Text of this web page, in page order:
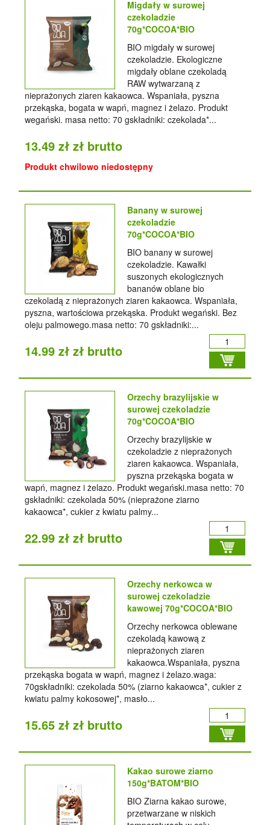
Migdały w surowej
czekoladzie
70g*COCOA*BIO
BIO migdały w surowej
czekoladzie. Ekologiczne
migdały oblane czekoladą
RAW wytwarzaną z
nieprażonych ziaren kakaowca. Wspaniała, pyszna
przekąska, bogata w wapń, magnez i żelazo. Produkt
wegański. masa netto: 70 gskładniki: czekolada*...
13.49 zł zł brutto
Produkt chwilowo niedostępny
Banany w surowej
czekoladzie
70g*COCOA*BIO
BIO banany w surowej
czekoladzie. Kawałki
suszonych ekologicznych
bananów oblane bio
czekoladą z nieprażonych ziaren kakaowca. Wspaniała,
pyszna, wartościowa przekąska. Produkt wegański. Bez
oleju palmowego.masa netto: 70 gskładniki:...
14.99 zł zł brutto
Orzechy brazylijskie w
surowej czekoladzie
70g*COCOA*BIO
Orzechy brazylijskie w
czekoladzie z nieprażonych
ziaren kakaowca. Wspaniała,
pyszna przekąska bogata w
wapń, magnez i żelazo. Produkt wegański.masa netto: 70
gskładniki: czekolada 50% (nieprażone ziarno
kakaowca*, cukier z kwiatu palmy...
22.99 zł zł brutto
Orzechy nerkowca w
surowej czekoladzie
kawowej 70g*COCOA*BIO
Orzechy nerkowca oblewane
czekoladą kawową z
nieprażonych ziaren
kakaowca.Wspaniała, pyszna
przekąska bogata w wapń, magnez i żelazo.waga:
70gskładniki: czekolada 50% (ziarno kakaowca*, cukier z
kwiatu palmy kokosowej*, masło...
15.65 zł zł brutto
Kakao surowe ziarno
150g*BATOM*BIO
BIO Ziarna kakao surowe,
przetwarzane w niskich